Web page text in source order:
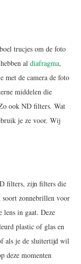
trucjes om de foto
al diafragma,
met de camera de foto
middelen die
ook ND filters. Wat
je ze voor. Wij
filters, zijn filters die
zonnebrillen voor
lens in gaat. Deze
plastic of glas en
als je de sluitertijd wil
deze momenten